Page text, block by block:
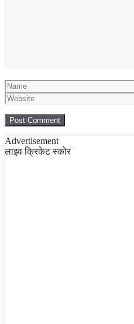
Name
Advertisement
लाइव क्रिकेट स्कोर